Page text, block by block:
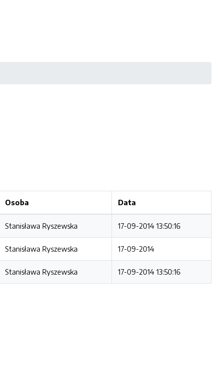
Osoba Data
Stanisława Ryszewska 17-09-2014 13:50:16
Stanisława Ryszewska 17-09-2014
Stanisława Ryszewska 17-09-2014 13:50:16